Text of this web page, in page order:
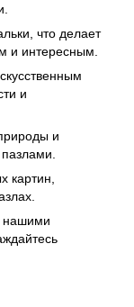
что делает
и интересным.
и
и
картин,
нашими